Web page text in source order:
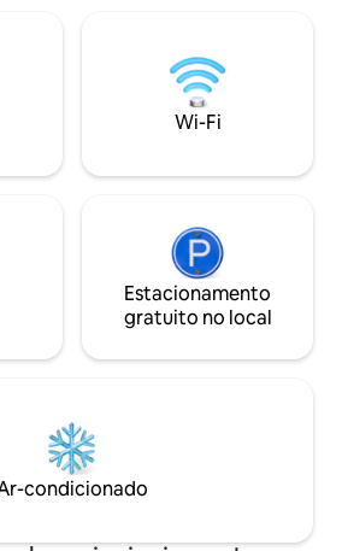
para 6 pessoas e
de
cama, colchão de
elétrico
da casa, ao
trabalhando
acomodação
verdade, um
dedicado,
pode se esticar
Wi-Fi
Estacionamento
gratuito no local
condicionado